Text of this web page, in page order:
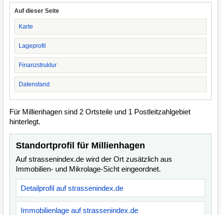
Auf dieser Seite
Karte
Lageprofil
Finanzstruktur
Datenstand
Für Millienhagen sind 2 Ortsteile und 1 Postleitzahlgebiet
hinterlegt.
Standortprofil für Millienhagen
Auf strassenindex.de wird der Ort zusätzlich aus
Immobilien- und Mikrolage-Sicht eingeordnet.
Detailprofil auf strassenindex.de
Immobilienlage auf strassenindex.de